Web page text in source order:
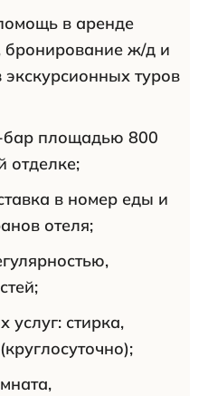
в аренде
бронирование ж/д и
экскурсионных туров
площадью 800
отделке;
в номер еды и
отеля;
услуг: стирка,